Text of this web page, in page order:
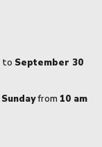
to September 30
Sundayfrom 10 am